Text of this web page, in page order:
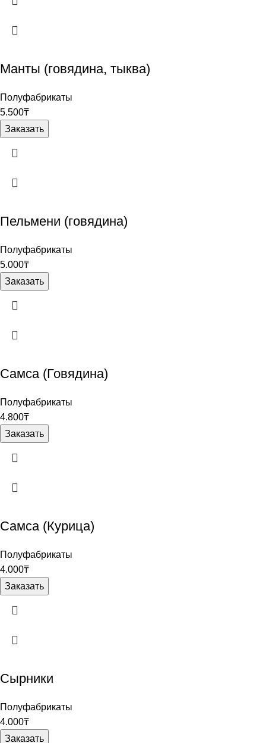
Манты (говядина, тыква)
Полуфабрикаты
5.500₸
Заказать
Пельмени (говядина)
Полуфабрикаты
5.000₸
Заказать
Самса (Говядина)
Полуфабрикаты
4.800₸
Заказать
Самса (Курица)
Полуфабрикаты
4.000₸
Заказать
Сырники
Полуфабрикаты
4.000₸
Заказать